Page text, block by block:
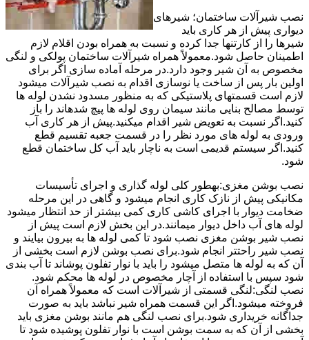
نصب شیرآلات ساختمان؛ شیرهای
دیواری پیش از هر کاری باید
شیرها را از کارتنها جدا کرده و نسبت به همراه بودن اقلام لازم
اطمینان حاصل شود.معمولاً همراه شیرآلات ساختمان پولکی و لنگی
مخصوص به آن شیر وجود دارد.در مرحله آماده سازی اگر برای
اولین بار پس از ساخت یا نوسازی اقدام به نصب شیرآلات میشود
لازم است قسمتهای پلاستیکی که به منظور مسدود نشدن لوله ها
توسط مصالح بنایی مانند سیمان روی لوله ها پیچ شدهاند را باز
کنید.اگر نسبت به تعویض شیر اقدام میکنید.پیش از هر کاری آب
ورودی به لوله های مورد نظر را در قسمت جعبه تقسیم قطع
کنید.اگر سیستم قدیمی است به ناچار باید آب کل ساختمان قطع
شود.
نصب بوشن مغزی:بهطور کلی لوله گذاری و اجرای تأسیسات
مکانیکی پیش از نازک کاری انجام میشود و گاهی در این مرحله
ضخامت دیوار با اجرای کاشی کاری کمی بیشتر از حد انتظار میشود
لوله های آب داخل دیوار میمانند.در این بخش لازم است پیش از
نصب شیر بوشن مغزی نصب شود تا کمی لوله ها به بیرون بیایند و
نصب شیر راحتتر انجام شود.برای نصب بوشن لازم است بخشی از
آن که به لوله ها متصل میشود را باید با نوار تفلون پوشاند تا آب بندی
شود سپس با استفاده از آچار مخصوص در لوله ها محکم شود.
نصب لنگی:لنگی قسمتی از شیرآلات است که معمولاً همراه آن
فروخته میشود.اگر این قسمت همراه شیر نباشد باید به صورت
جداگانه خریداری شود.برای نصب لنگی هم مانند بوشن مغزی باید
بخشی از آن که به سمت بوشن است با نوار تفلون پوشیده شود تا